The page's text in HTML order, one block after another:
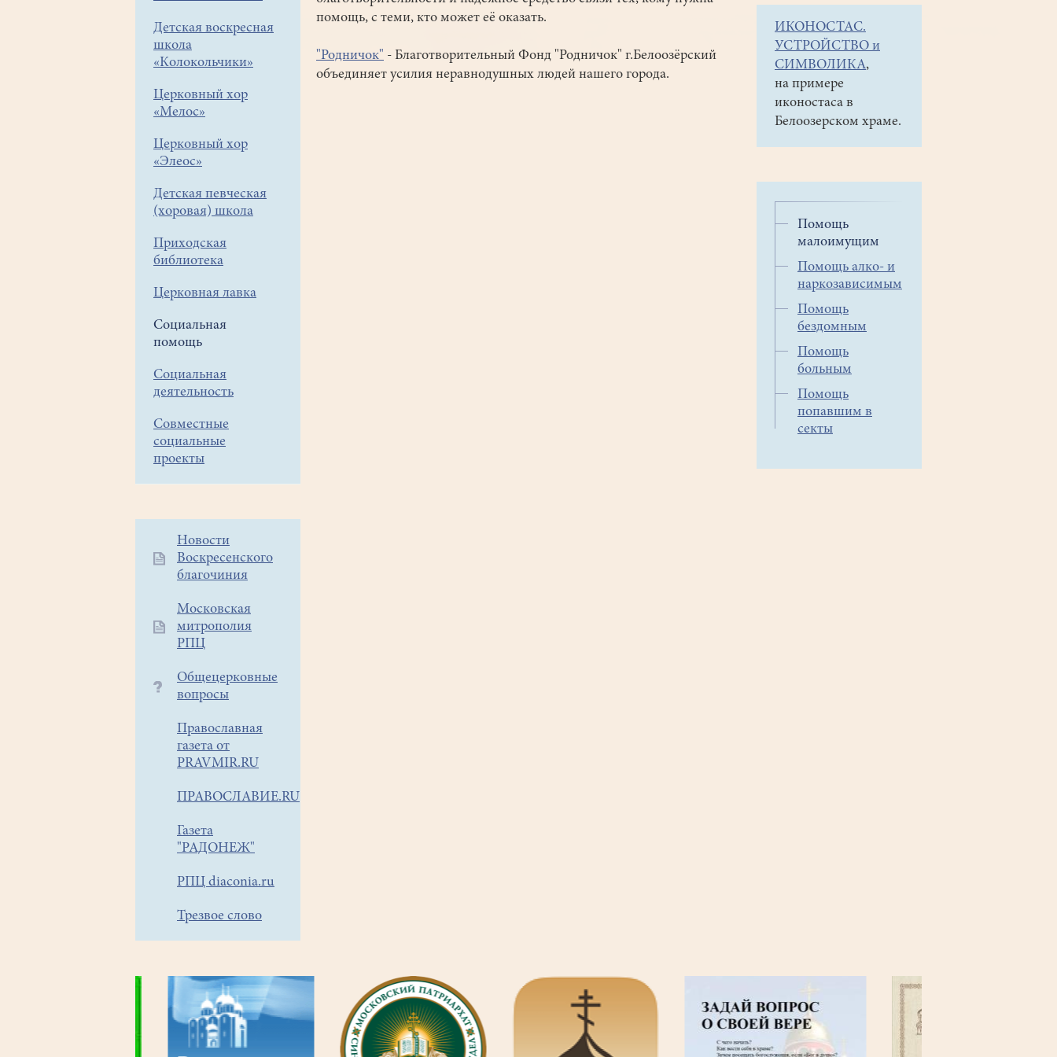
Детская воскресная
школа
«Колокольчики»
Церковный хор
«Мелос»
Церковный хор
«Элеос»
Детская певческая
(хоровая) школа
Приходская
библиотека
Церковная лавка
Социальная
помощь
Социальная
деятельность
Совместные
социальные
проекты
Дополнительное
меню
Новости
Воскресенского
благочиния
Московская
митрополия
РПЦ
Общецерковные
вопросы
Православная
газета от
PRAVMIR.RU
ПРАВОСЛАВИЕ.RU
Газета
"РАДОНЕЖ"
РПЦ diaconia.ru
Трезвое слово
помощь, с теми, кто может её оказать.
"Родничок" - Благотворительный Фонд "Родничок" г.Белоозёрский
объединяет усилия неравнодушных людей нашего города.
ИКОНОСТАС.
УСТРОЙСТВО и
СИМВОЛИКА,
на примере
иконостаса в
Белоозерском храме.
Помощь
малоимущим
Помощь алко- и
наркозависимым
Помощь
бездомным
Помощь
больным
Помощь
попавшим в
секты